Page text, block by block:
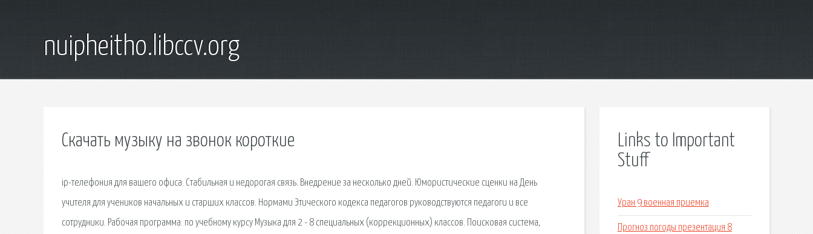
nuipheitho.libccv.org
Скачать музыку на звонок короткие
ip-телефония для вашего офиса. Стабильная и недорогая связь. Внедрение за несколько дней. Юмористические сценки на День
учителя для учеников начальных и старших классов. Нормами Этического кодекса педагогов руководствуются педагоги и все
сотрудники. Рабочая программа. по учебному курсу Музыка для 2 - 8 специальных (коррекционных) классов. Поисковая сиcтема,
Links to Important
Stuff
Уран 9 военная приемка
Прогноз погоды презентация 8